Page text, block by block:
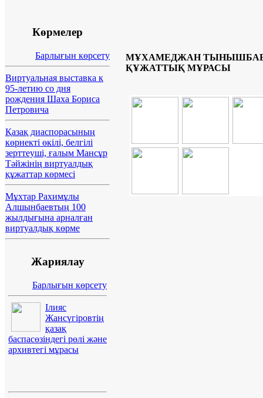
Көрмелер
Барлығын көрсету
Виртуальная выставка к
95-летию со дня
рождения Шаха Бориса
Петровича
Қазақ диаспорасының
көрнекті өкілі, белгілі
зерттеуші, ғалым Мансұр
Тәйжінің виртуалдық
құжаттар көрмесі
Мұхтар Рахимұлы
Алшынбаевтың 100
жылдығына арналған
виртуалдық көрме
Жариялау
Барлығын көрсету
Ілияс
Жансүгіровтің
қазақ
баспасөзіндегі рөлі және
архивтегі мұрасы
МҰХАМЕДЖАН
ҚҰЖАТТЫҚ МҰРАСЫ